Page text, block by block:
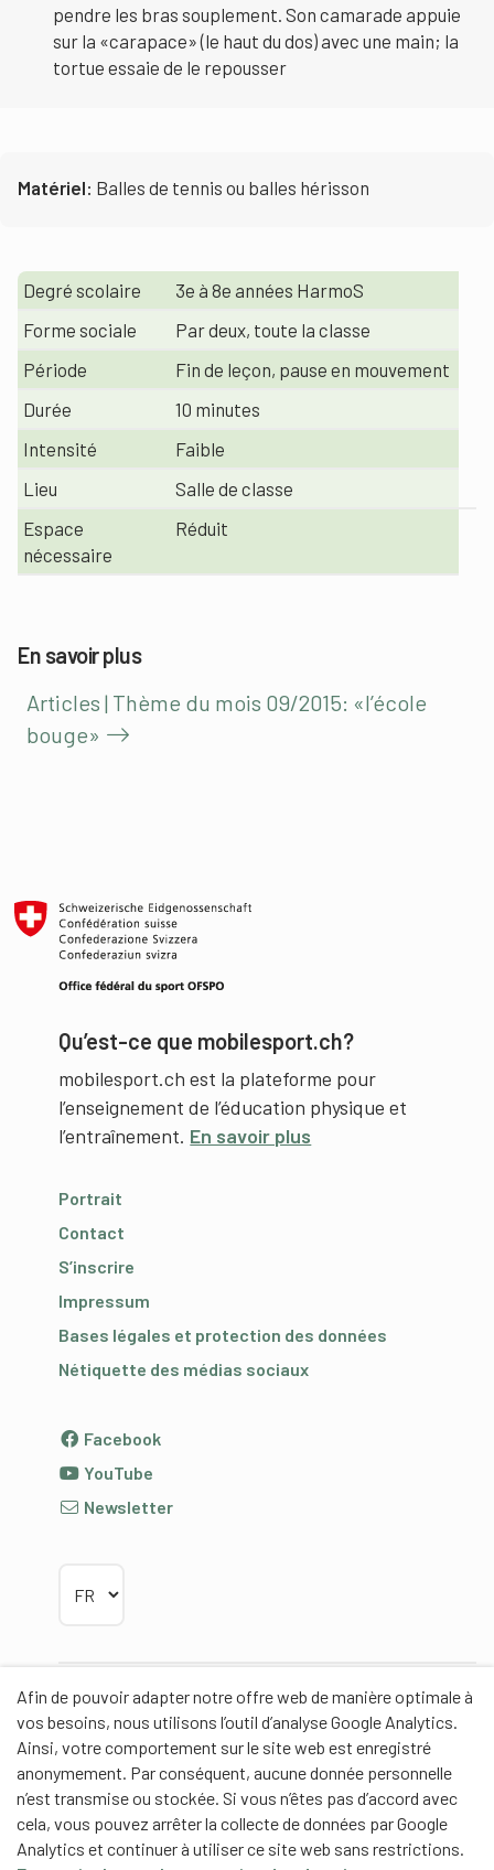
Afin de pouvoir adapter notre offre web de manière optimale à
vos besoins, nous utilisons l’outil d’analyse Google Analytics.
Ainsi, votre comportement sur le site web est enregistré
anonymement. Par conséquent, aucune donnée personnelle
n’est transmise ou stockée. Si vous n’êtes pas d’accord avec
cela, vous pouvez arrêter la collecte de données par Google
Analytics et continuer à utiliser ce site web sans restrictions.
pendre les bras souplement. Son camarade appuie
sur la «carapace» (le haut du dos) avec une main; la
tortue essaie de le repousser
Matériel: Balles de tennis ou balles hérisson
Degré scolaire
3e à 8e années HarmoS
Forme sociale
Par deux, toute la classe
Période
Fin de leçon, pause en mouvement
Durée
10 minutes
Intensité
Faible
Lieu
Salle de classe
Espace
nécessaire
Réduit
En savoir plus
Articles | Thème du mois 09/2015: «l’école
bouge»
Qu’est-ce que mobilesport.ch?
mobilesport.ch est la plateforme pour
l’enseignement de l’éducation physique et
l’entraînement. En savoir plus
Portrait
Contact
S’inscrire
Impressum
Bases légales et protection des données
Nétiquette des médias sociaux
Facebook
YouTube
Newsletter
Partenaires
Partenaires de contenus